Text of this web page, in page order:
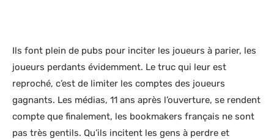
Ils font plein de pubs pour inciter les joueurs à parier, les
joueurs perdants évidemment. Le truc qui leur est
reproché, c’est de limiter les comptes des joueurs
gagnants. Les médias, 11 ans après l’ouverture, se rendent
compte que finalement, les bookmakers français ne sont
pas très gentils. Qu’ils incitent les gens à perdre et